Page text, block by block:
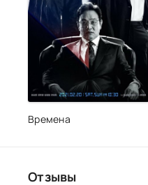
Времена
Отзывы